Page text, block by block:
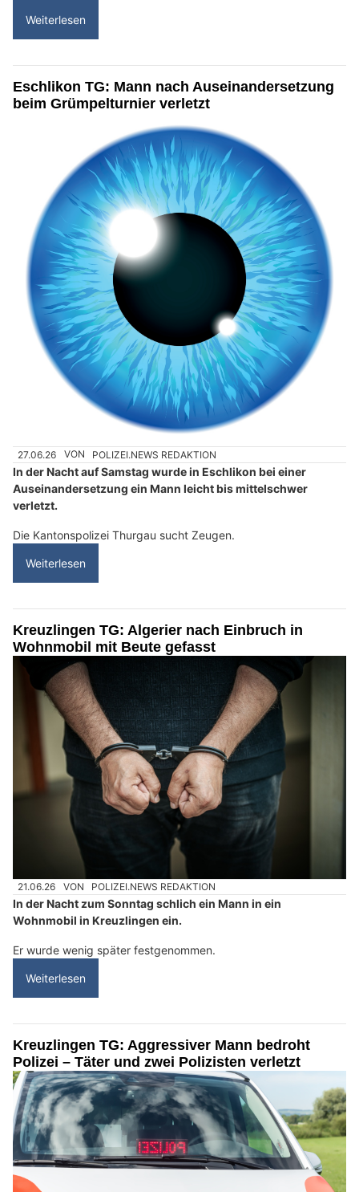
Weiterlesen
Eschlikon TG: Mann nach Auseinandersetzung
beim Grümpelturnier verletzt
27.06.26 VON POLIZEI.NEWS REDAKTION
In der Nacht auf Samstag wurde in Eschlikon bei einer
Auseinandersetzung ein Mann leicht bis mittelschwer
verletzt.
Die Kantonspolizei Thurgau sucht Zeugen.
Weiterlesen
Kreuzlingen TG: Algerier nach Einbruch in
Wohnmobil mit Beute gefasst
21.06.26 VON POLIZEI.NEWS REDAKTION
In der Nacht zum Sonntag schlich ein Mann in ein
Wohnmobil in Kreuzlingen ein.
Er wurde wenig später festgenommen.
Weiterlesen
Kreuzlingen TG: Aggressiver Mann bedroht
Polizei – Täter und zwei Polizisten verletzt